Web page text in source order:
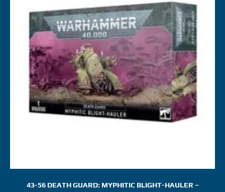
43-56 DEATH GUARD: MYPHITIC BLIGHT-HAULER –